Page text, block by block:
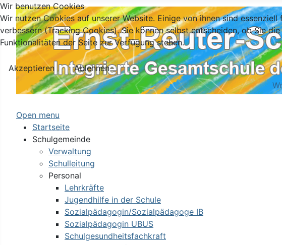
Open menu
Startseite
Schulgemeinde
Verwaltung
Schulleitung
Personal
Lehrkräfte
Jugendhilfe in der Schule
Sozialpädagogin/Sozialpädagoge IB
Sozialpädagogin UBUS
Schulgesundheitsfachkraft
Wir benutzen Cookies
Wir nutzen Cookies auf unserer Website. Einige von ihnen sind
verbessern (Tracking Cookies). Sie können selbst entscheiden, ob Sie
Funktionalitäten der Seite zur Verfügung stehen.
Akzeptieren
Ablehnen